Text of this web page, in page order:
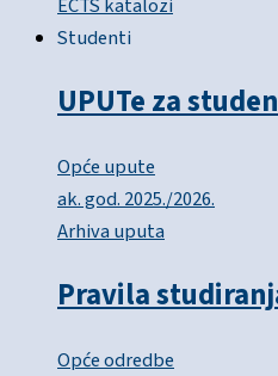
Studenti
UPUTe za
Opće upute
ak. god. 2025./2026.
Arhiva uputa
Pravila
Opće odredbe